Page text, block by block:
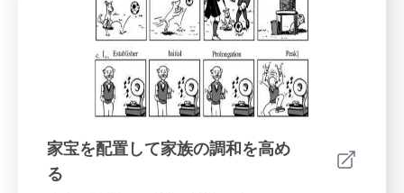
の家のエネルギーを高める役割も果たします。
これらのボウルを定期的に整理し、掃除するこ
とは、明快さ、創造性、ポジティブなエネルギ
ーを育む環境を維持するために不可欠です。結
論装飾的なボウルの材料、色、および位置は、
空間内のエネルギーの流れに直接的な影響を与
えます。正しい属性を選択し、清潔を保つこと
によって、あなたのライフスタイルと個人的な
成長を支援する調和のとれた環境を育むことが
家宝を配置して家族の調和を高め
る